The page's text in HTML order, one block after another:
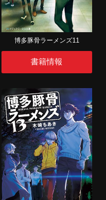
博多豚骨ラーメンズ11
書籍情報